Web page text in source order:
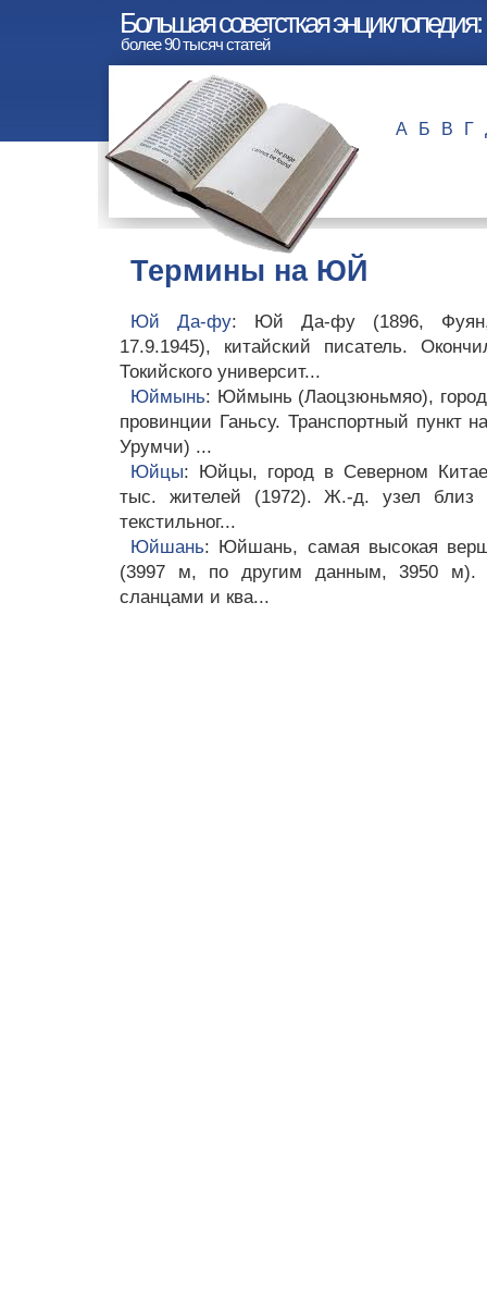
Большая советсткая
более 90 тысяч статей
А Б В Г
Термины на ЮЙ
Юй Да-фу: Юй Да-фу (1896,
17.9.1945), китайский писатель.
Токийского университ...
Юймынь: Юймынь (Лаоцзюньмяо),
провинции Ганьсу. Транспортный пункт
Урумчи) ...
Юйцы: Юйцы, город в Северном
тыс. жителей (1972). Ж.-д. узел близ
текстильног...
Юйшань: Юйшань, самая высокая
(3997 м, по другим данным, 3950 м).
сланцами и ква...